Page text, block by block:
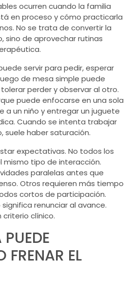
ocurren cuando la familia
en proceso y cómo practicarla
No se trata de convertir la
sino de aprovechar rutinas
servir para pedir, esperar
de mesa simple puede
perder y observar al otro.
puede enfocarse en una sola
a un niño y entregar un juguete
Cuando se intenta trabajar
suele haber saturación.
expectativas. No todos los
mismo tipo de interacción.
paralelas antes que
Otros requieren más tiempo
cortos de participación.
renunciar al avance.
criterio clínico.
FRENAR EL